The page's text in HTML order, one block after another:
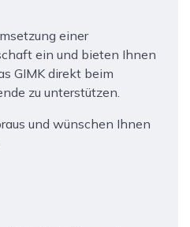
einer
ein und bieten Ihnen
GIMK direkt beim
zu unterstützen.
und wünschen Ihnen